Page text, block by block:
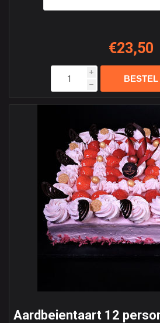
€23,50
i
h
Aardbeientaart 12